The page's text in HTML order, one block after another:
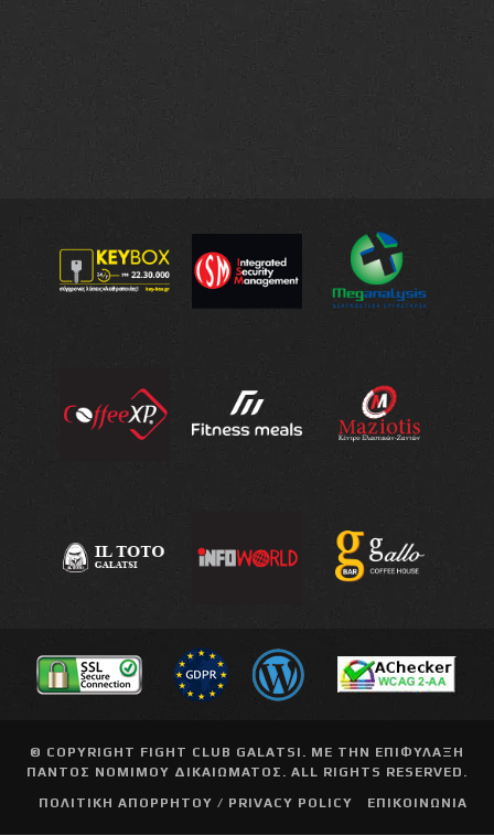
© COPYRIGHT FIGHT CLUB GALATSI
. ΜΕ ΤΗΝ ΕΠΙΦΥΛΑΞΗ
ΠΑΝΤΟΣ ΝΟΜΙΜΟΥ ΔΙΚΑΙΩΜΑΤΟΣ. ALL RIGHTS RESERVED.
ΠΟΛΙΤΙΚΗ ΑΠΟΡΡΗΤΟΥ / PRIVACY POLICY
ΕΠΙΚΟΙΝΩΝΙΑ